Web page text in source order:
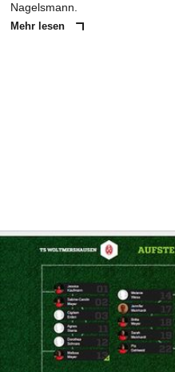
Nagelsmann.
Mehr lesen